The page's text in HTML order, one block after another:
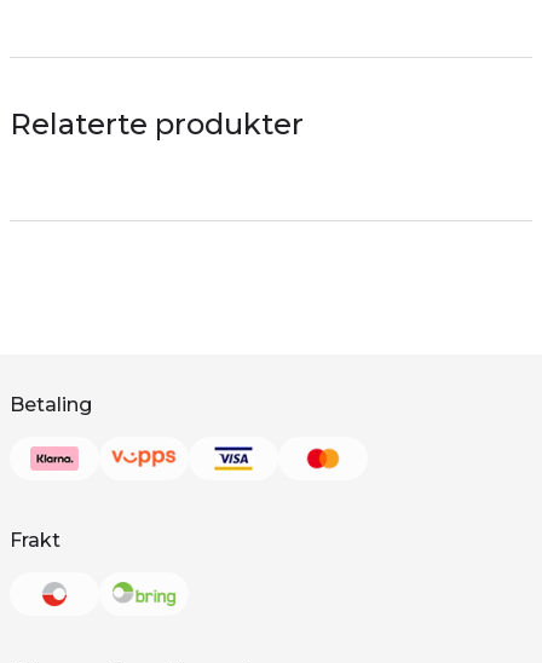
Relaterte produkter
Betaling
Frakt